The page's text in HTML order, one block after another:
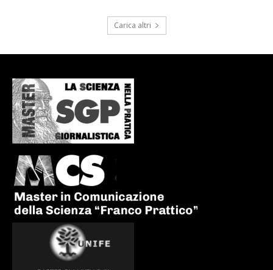
Carica altri